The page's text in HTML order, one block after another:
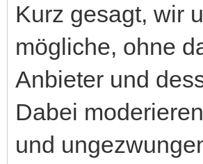
Kurz gesagt, wir
mögliche, ohne
Anbieter und
Dabei
und